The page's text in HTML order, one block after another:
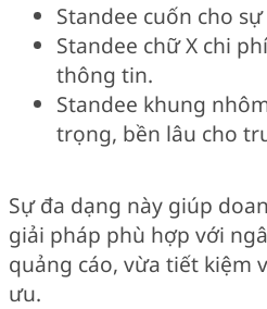
Standee cuốn cho
Standee chữ X chi
thông tin.
Standee khung
trọng, bền lâu cho
Sự đa dạng này giúp
giải pháp phù hợp với
quảng cáo, vừa tiết kiệm
ưu.